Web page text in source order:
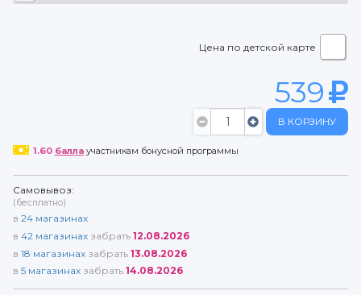
Цена по детской карте
539
В КОРЗИНУ
1.60 баллаучастникам бонусной программы
Самовывоз:
(бесплатно)
в 24 магазинах
в 42 магазинах забрать 12.08.2026
в 18 магазинах забрать 13.08.2026
в 5 магазинах забрать 14.08.2026